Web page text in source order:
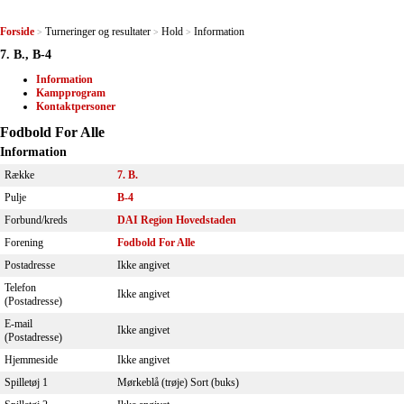
Forside > Turneringer og resultater > Hold > Information
7. B., B-4
Information
Kampprogram
Kontaktpersoner
Fodbold For Alle
Information
Række
7. B.
Pulje
B-4
Forbund/kreds
DAI Region Hovedstaden
Forening
Fodbold For Alle
Postadresse
Ikke angivet
Telefon
(Postadresse)
Ikke angivet
E-mail
(Postadresse)
Ikke angivet
Hjemmeside
Ikke angivet
Spilletøj 1
Mørkeblå (trøje) Sort (buks)